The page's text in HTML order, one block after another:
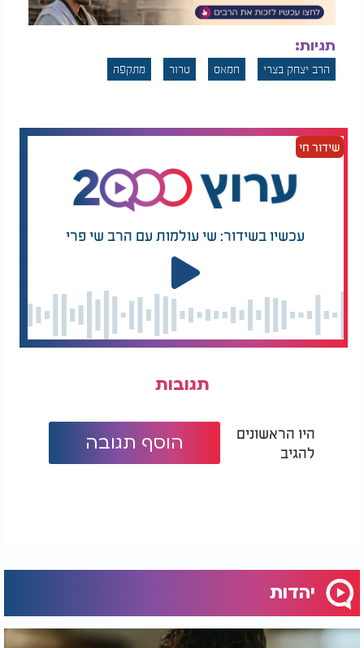
תגיות:
הרב יצחק בצרי חמאס טרור מתקפה
שידור חי
עכשיו בשידור: שי עולמות עם הרב שי פרי
תגובות
היו הראשונים
להגיב
הוסף תגובה
יהדות